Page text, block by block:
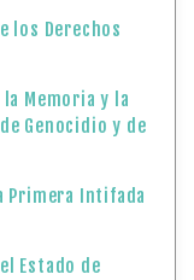
los Derechos
Memoria y la
Genocidio y de
Primera Intifada
Estado de